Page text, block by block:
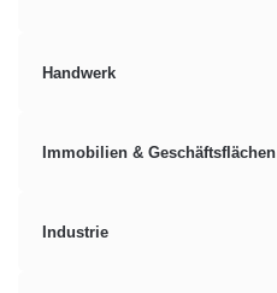
Handwerk
Immobilien & Geschäftsflächen
Industrie